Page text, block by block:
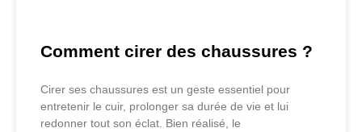
Comment cirer des chaussures ?
Cirer ses chaussures est un geste essentiel pour
entretenir le cuir, prolonger sa durée de vie et lui
redonner tout son éclat. Bien réalisé, le